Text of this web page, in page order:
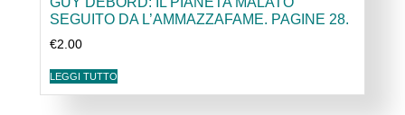
SEGUITO DA L’AMMAZZAFAME. PAGINE 28.
€2.00
LEGGI TUTTO